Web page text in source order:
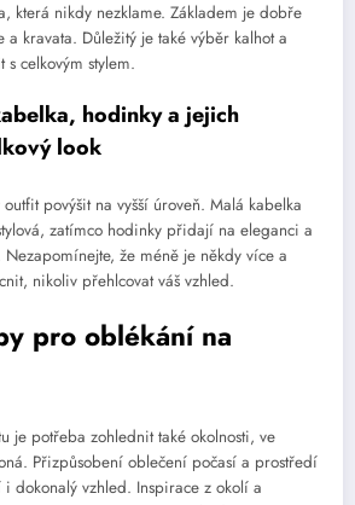
která nikdy nezklame. Základem je dobře
a kravata. Důležitý je také výběr kalhot a
celkovým stylem.
hodinky a jejich
look
povýšit na vyšší úroveň. Malá kabelka
zatímco hodinky přidají na eleganci a
že méně je někdy více a
nikoliv přehlcovat váš vzhled.
pro oblékání na
je potřeba zohlednit také okolnosti, ve
Přizpůsobení oblečení počasí a prostředí
dokonalý vzhled. Inspirace z okolí a